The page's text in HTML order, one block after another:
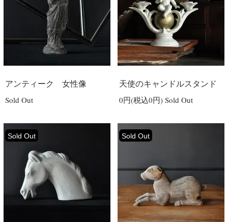
アンティーク 女性像
Sold Out
天使のキャンドルスタンド
0円(税込0円) Sold Out
Sold Out Sold Out